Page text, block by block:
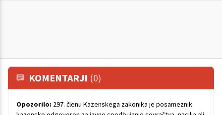
KOMENTARJI (0)
Opozorilo: 297. členu Kazenskega zakonika je posameznik